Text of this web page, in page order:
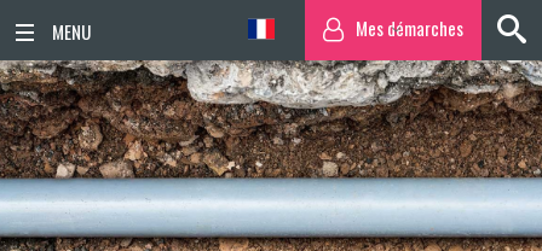
ACCUEIL
ACTUALITÉS
AGENDA
Mes démarches